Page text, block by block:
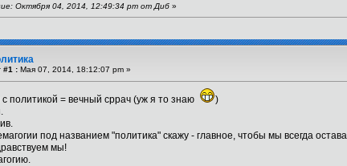
Октября 04, 2014, 12:49:34 pm от Диб »
#1 : Мая 07, 2014, 18:12:07 pm »
политикой = вечный сррач (уж я то знаю
)
под названием "политика" скажу - главное, чтобы мы всегда
мы!